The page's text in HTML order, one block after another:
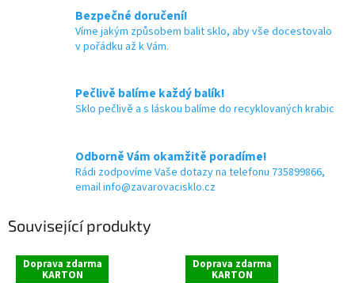
Bezpečné doručení!
Víme jakým způsobem balit sklo, aby vše docestovalo
v pořádku až k Vám.
Pečlivě balíme každý balík!
Sklo pečlivě a s láskou balíme do recyklovaných krabic
Odborně Vám okamžitě poradíme!
Rádi zodpovíme Vaše dotazy na telefonu 735899866,
email info@zavarovacisklo.cz
Související produkty
Doprava zdarma
KARTON
Doprava zdarma
KARTON